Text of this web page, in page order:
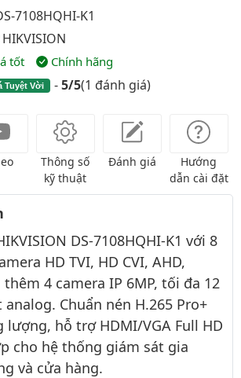
7108HQHI-K1
HIKVISION
tốt Chính hãng
Tuyệt Vời -5/5(1 đánh giá)
Thông số
kỹ thuật
Đánh giá
Hướng
dẫn cài đặt
DS-7108HQHI-K1 với 8
HD TVI, HD CVI, AHD,
4 camera IP 6MP, tối đa 12
Chuẩn nén H.265 Pro+
hỗ trợ HDMI/VGA Full HD
cho hệ thống giám sát gia
và cửa hàng.